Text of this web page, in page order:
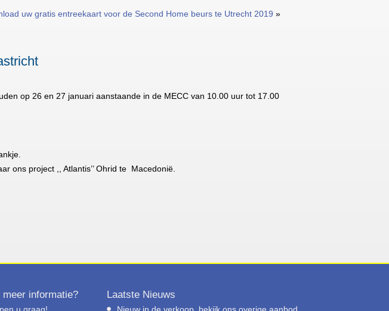
uw gratis entreekaart voor de Second Home beurs te Utrecht 2019 »
op 26 en 27 januari aanstaande in de MECC van 10.00 uur tot 17.00
ons project ,, Atlantis’’ Ohrid te Macedonië.
meer informatie? Laatste Nieuws